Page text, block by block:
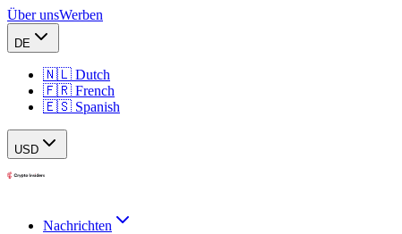
Über unsWerben
DE
🇳🇱 Dutch
🇫🇷 French
🇪🇸 Spanish
USD
Nachrichten